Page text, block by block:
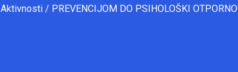
Aktivnosti / PREVENCIJOM DO PSIHOLOŠKI